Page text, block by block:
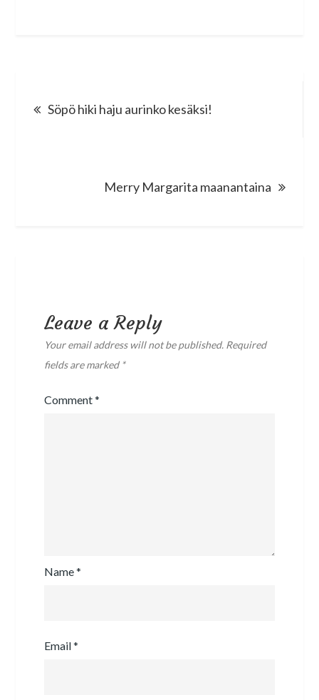
navigation
Söpö hiki haju aurinko kesäksi!
Merry Margarita maanantaina
Leave a Reply
Your email address will not be published. Required
fields are marked *
Comment*
Name*
Email*